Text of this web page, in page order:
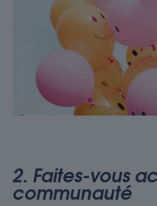
2. Faites-vous
communauté